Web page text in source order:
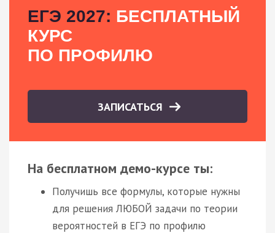
ЕГЭ 2027: БЕСПЛАТНЫЙ
КУРС
ПО ПРОФИЛЮ
ЗАПИСАТЬСЯ
На бесплатном демо-курсе ты:
Получишь все формулы, которые нужны
для решения ЛЮБОЙ задачи по теории
вероятностей в ЕГЭ по профилю